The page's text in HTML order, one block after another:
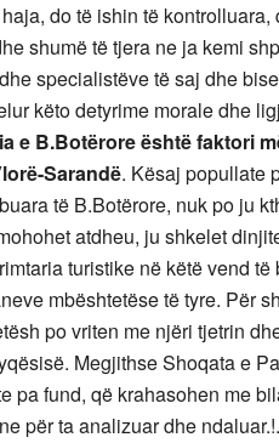
do të ishin të
shumë të tjera ne ja kemi
specialistëve të saj dhe
këto detyrime morale dhe
e B.Botërore është faktori
Sarandë. Kësaj popullate
të B.Botërore, nuk po ju
atdheu, ju shkelet
turistike në këtë vend
mbështetëse të tyre. Për
po vriten me njëri tjetrin
Megjithse Shoqata e
pa fund, që krahasohen me
për ta analizuar dhe ndaluar.!.